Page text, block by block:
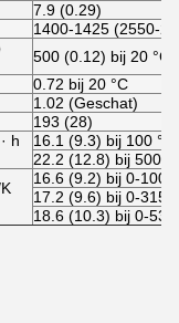
7.9 (0.29)
1400-1425 (2550-
500 (0.12) bij 20 °C
0.72 bij 20 °C
1.02 (Geschat)
193 (28)
h
16.1 (9.3) bij 100 °C
22.2 (12.8) bij 500
16.6 (9.2) bij 0-100
17.2 (9.6) bij 0-315
18.6 (10.3) bij 0-